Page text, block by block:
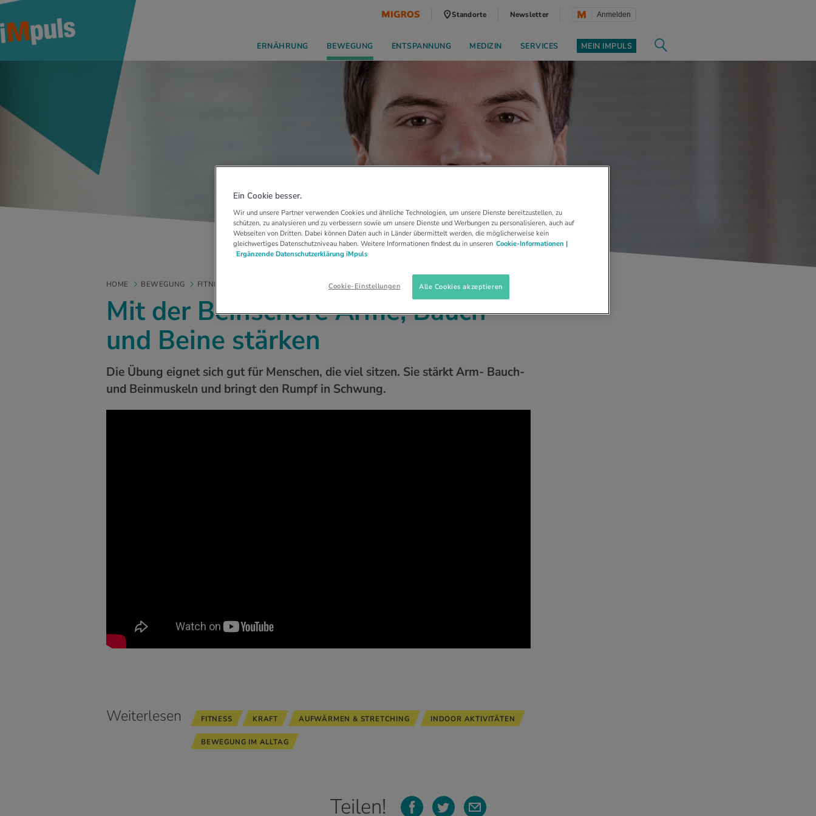
Standorte Newsletter Anmelden
ERNÄHRUNG BEWEGUNG ENTSPANNUNG MEDIZIN SERVICES MEIN IMPULS
HOME BEWEGUNG FITNESS STOFFWECHSEL-ÜBUNGEN BEINSCHERE
Mit der Beinschere Arme, Bauch
und Beine stärken
Die Übung eignet sich gut für Menschen, die viel sitzen. Sie stärkt Arm- Bauch-
und Beinmuskeln und bringt den Rumpf in Schwung.
Weiterlesen FITNESS KRAFT AUFWÄRMEN & STRETCHING INDOOR AKTIVITÄTEN
BEWEGUNG IM ALLTAG
Teilen!
Ein Cookie besser.
Wir und unsere Partner verwenden Cookies und ähnliche Technologien, um unsere Dienste bereitzustellen, zu
schützen, zu analysieren und zu verbessern sowie um unsere Dienste und Werbungen zu personalisieren, auch auf
Webseiten von Dritten. Dabei können Daten auch in Länder übermittelt werden, die möglicherweise kein
gleichwertiges Datenschutzniveau haben. Weitere Informationen findest du in unseren Cookie-Informationen |
Ergänzende Datenschutzerklärung iMpuls
Cookie-Einstellungen Alle Cookies akzeptieren